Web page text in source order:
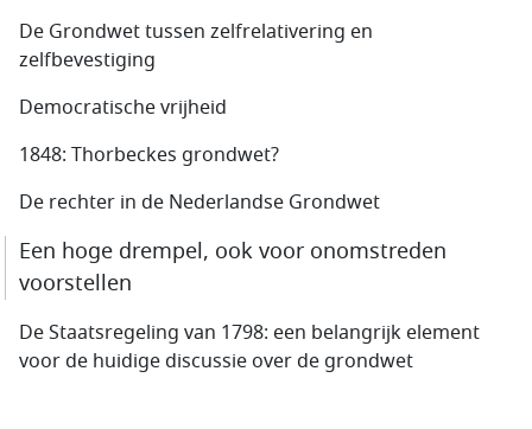
De Grondwet tussen zelfrelativering en
zelfbevestiging
Democratische vrijheid
1848: Thorbeckes grondwet?
De rechter in de Nederlandse Grondwet
Een hoge drempel, ook voor onomstreden
voorstellen
De Staatsregeling van 1798: een belangrijk element
voor de huidige discussie over de grondwet